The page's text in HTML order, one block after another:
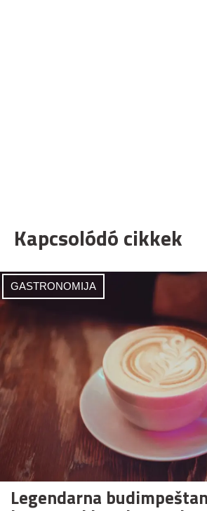
Kapcsolódó cikkek
GASTRONOMIJA
Legendarna